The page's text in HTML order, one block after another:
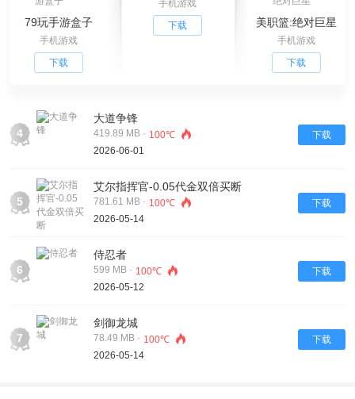
79玩手游盒子
手机游戏
下载
手机游戏
下载
美职篮:绝对巨星
手机游戏
下载
4
大道争锋
419.89 MB · 100℃
2026-06-01
下载
5
艾尔指挥官-0.05代金双倍买断
781.61 MB · 100℃
2026-05-14
下载
6
侍忍者
599 MB · 100℃
2026-05-12
下载
7
剑御龙城
78.49 MB · 100℃
2026-05-14
下载